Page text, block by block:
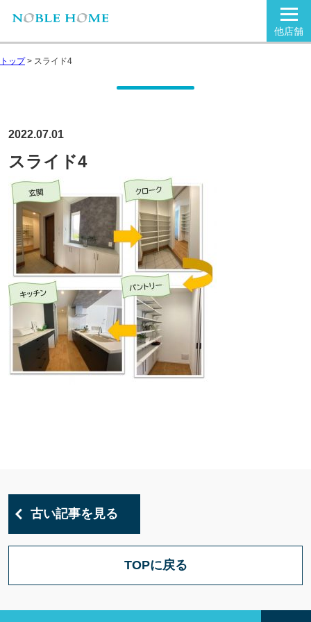
他店舗
トップ> スライド4
2022.07.01
スライド4
古い記事を見る
TOPに戻る